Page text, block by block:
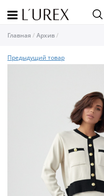
Главная Архив
Предыдущий товар